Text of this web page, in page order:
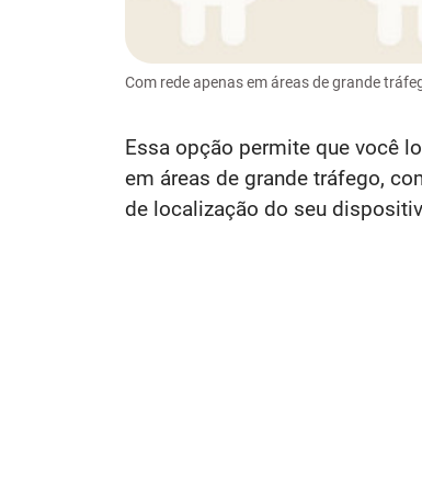
Com rede apenas em áreas de grande
Essa opção permite que você
em áreas de grande tráfego,
de localização do seu